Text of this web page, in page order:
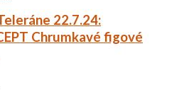
22.7.24:
Chrumkavé figové